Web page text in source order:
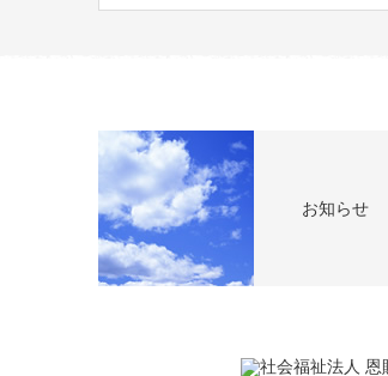
お知らせ